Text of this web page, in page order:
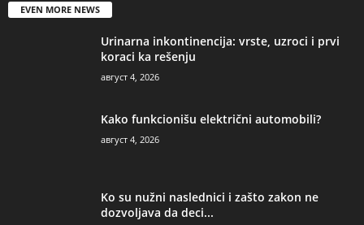
EVEN MORE NEWS
Urinarna inkontinencija: vrste, uzroci i prvi
koraci ka rešenju
август 4, 2026
Kako funkcionišu električni automobili?
август 4, 2026
Ko su nužni naslednici i zašto zakon ne
dozvoljava da deci...